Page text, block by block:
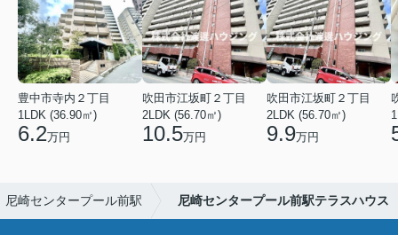
豊中市寺内２丁目
1LDK (36.90㎡)
6.2万円
吹田市江坂町２丁目
2LDK (56.70㎡)
10.5万円
吹田市江坂町２丁目
2LDK (56.70㎡)
9.9万円
尼崎センタープール前駅 尼崎センタープール前駅テラスハウス